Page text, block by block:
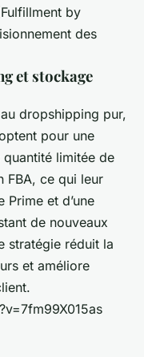
by
des
et stockage
dropshipping pur,
pour une
limitée de
FBA, ce qui leur
et d’une
de nouveaux
stratégie réduit la
et améliore